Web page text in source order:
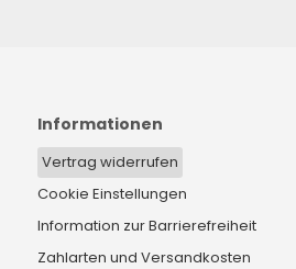
Informationen
Vertrag widerrufen
Cookie Einstellungen
Information zur Barrierefreiheit
Zahlarten und Versandkosten